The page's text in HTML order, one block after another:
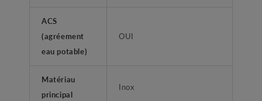
ACS
(agréement
eau potable)
OUI
Matériau
principal
Inox